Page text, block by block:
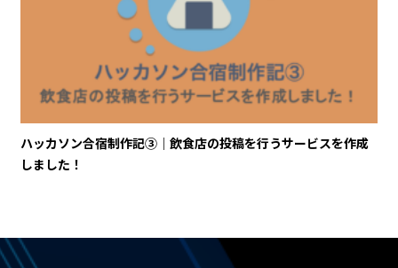
ハッカソン合宿制作記③｜飲食店の投稿を行うサービスを作成
しました！